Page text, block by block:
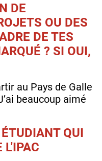
DE
OU DES
DE TES
? SI OUI,
au Pays de Galle
beaucoup aimé
QUI
L'IPAC